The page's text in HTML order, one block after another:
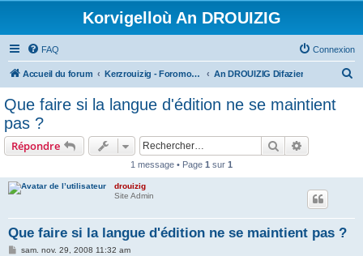
Korvigelloù An DROUIZIG
FAQ Connexion
Accueil du forum Kerzrouizig - Foromoù An Drouizig An DROUIZIG Difazier
Que faire si la langue d'édition ne se maintient
pas ?
Répondre Rechercher
1 message • Page 1 sur 1
drouizig
Site Admin
Que faire si la langue d'édition ne se maintient pas ?
Msam. nov. 29, 2008 11:32 am